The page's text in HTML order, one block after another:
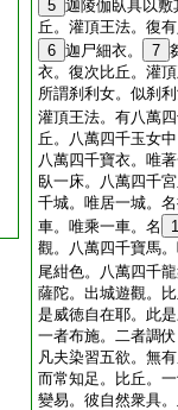
5 迦陵伽臥具以
丘。灌頂王法。復
6 迦尸細衣。 7
衣。復次比丘。灌
所謂刹利女。似刹
灌頂王法。有八萬
丘。八萬四千玉女
八萬四千寶衣。唯
臥一床。八萬四千
千城。唯居一城。
車。唯乘一車。名
觀。八萬四千寶馬
尾紺色。八萬四千
薩陀。出城遊觀。
是威徳自在耶。此
一者布施。二者調
凡夫染習五欲。無
而常知足。比丘。
變易。彼自然衆具